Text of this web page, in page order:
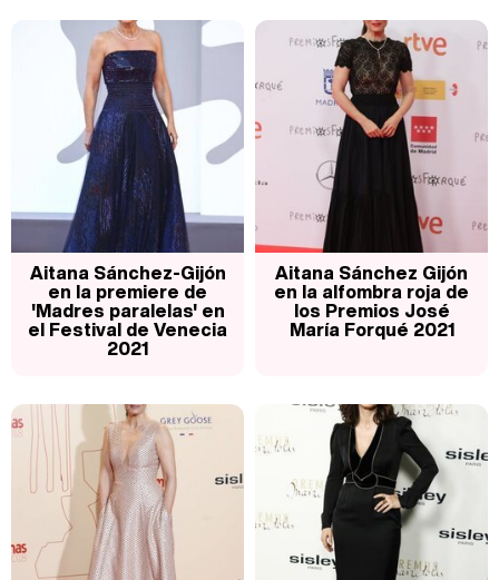
Aitana Sánchez-Gijón
en la premiere de
'Madres paralelas' en
el Festival de Venecia
2021
Aitana Sánchez Gijón
en la alfombra roja de
los Premios José
María Forqué 2021